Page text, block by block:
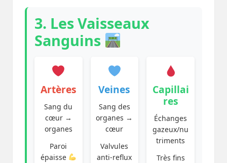
3. Les Vaisseaux
Sanguins
Artères
Sang du
cœur →
organes
Paroi
épaisse
Veines
Sang des
organes →
cœur
Valvules
anti-reflux
Capillai
res
Échanges
gazeux/nu
triments
Très fins